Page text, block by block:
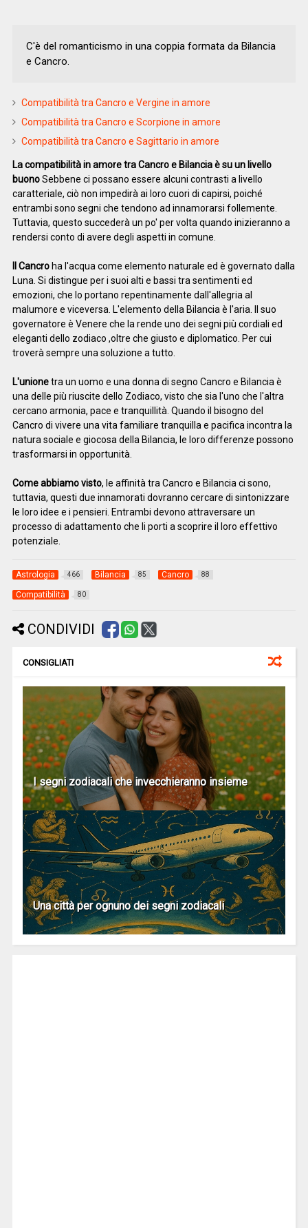
C'è del romanticismo in una coppia formata da Bilancia
e Cancro.
Compatibilità tra Cancro e Vergine in amore
Compatibilità tra Cancro e Scorpione in amore
Compatibilità tra Cancro e Sagittario in amore
La compatibilità in amore tra Cancro e Bilancia è su un livello
buonoSebbene ci possano essere alcuni contrasti a livello
caratteriale, ciò non impedirà ai loro cuori di capirsi, poiché
entrambi sono segni che tendono ad innamorarsi follemente.
Tuttavia, questo succederà un po' per volta quando inizieranno a
rendersi conto di avere degli aspetti in comune.
Il Cancroha l'acqua come elemento naturale ed è governato dalla
Luna. Si distingue per i suoi alti e bassi tra sentimenti ed
emozioni, che lo portano repentinamente dall'allegria al
malumore e viceversa. L'elemento della Bilancia è l'aria. Il suo
governatore è Venere che la rende uno dei segni più cordiali ed
eleganti dello zodiaco ,oltre che giusto e diplomatico. Per cui
troverà sempre una soluzione a tutto.
L'unionetra un uomo e una donna di segno Cancro e Bilancia è
una delle più riuscite dello Zodiaco, visto che sia l'uno che l'altra
cercano armonia, pace e tranquillità. Quando il bisogno del
Cancro di vivere una vita familiare tranquilla e pacifica incontra la
natura sociale e giocosa della Bilancia, le loro differenze possono
trasformarsi in opportunità.
Come abbiamo visto, le affinità tra Cancro e Bilancia ci sono,
tuttavia, questi due innamorati dovranno cercare di sintonizzare
le loro idee e i pensieri. Entrambi devono attraversare un
processo di adattamento che li porti a scoprire il loro effettivo
potenziale.
Astrologia 466 Bilancia 85 Cancro 88
Compatibilità 80
CONDIVIDI
CONSIGLIATI
I segni zodiacali che invecchieranno insieme
Una città per ognuno dei segni zodiacali